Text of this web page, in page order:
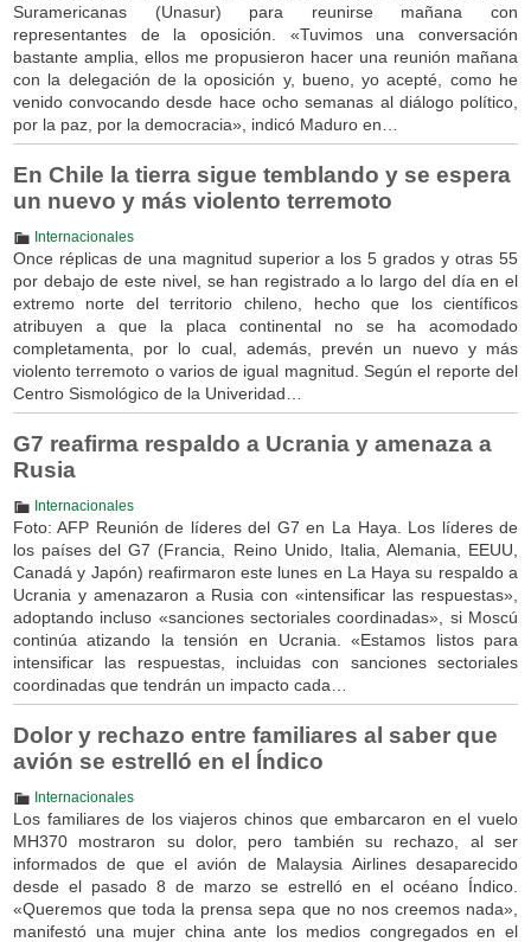
Suramericanas (Unasur) para reunirse mañana con
representantes de la oposición. «Tuvimos una conversación
bastante amplia, ellos me propusieron hacer una reunión mañana
con la delegación de la oposición y, bueno, yo acepté, como he
venido convocando desde hace ocho semanas al diálogo político,
por la paz, por la democracia», indicó Maduro en…
En Chile la tierra sigue temblando y se espera
un nuevo y más violento terremoto
Internacionales
Once réplicas de una magnitud superior a los 5 grados y otras 55
por debajo de este nivel, se han registrado a lo largo del día en el
extremo norte del territorio chileno, hecho que los científicos
atribuyen a que la placa continental no se ha acomodado
completamenta, por lo cual, además, prevén un nuevo y más
violento terremoto o varios de igual magnitud. Según el reporte del
Centro Sismológico de la Univeridad…
G7 reafirma respaldo a Ucrania y amenaza a
Rusia
Internacionales
Foto: AFP Reunión de líderes del G7 en La Haya. Los líderes de
los países del G7 (Francia, Reino Unido, Italia, Alemania, EEUU,
Canadá y Japón) reafirmaron este lunes en La Haya su respaldo a
Ucrania y amenazaron a Rusia con «intensificar las respuestas»,
adoptando incluso «sanciones sectoriales coordinadas», si Moscú
continúa atizando la tensión en Ucrania. «Estamos listos para
intensificar las respuestas, incluidas con sanciones sectoriales
coordinadas que tendrán un impacto cada…
Dolor y rechazo entre familiares al saber que
avión se estrelló en el Índico
Internacionales
Los familiares de los viajeros chinos que embarcaron en el vuelo
MH370 mostraron su dolor, pero también su rechazo, al ser
informados de que el avión de Malaysia Airlines desaparecido
desde el pasado 8 de marzo se estrelló en el océano Índico.
«Queremos que toda la prensa sepa que no nos creemos nada»,
manifestó una mujer china ante los medios congregados en el